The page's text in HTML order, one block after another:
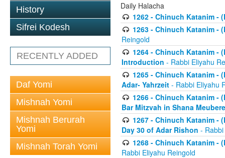
History
Sifrei Kodesh
RECENTLY ADDED
Daf Yomi
Mishnah Yomi
Mishnah Berurah
Yomi
Mishnah Torah Yomi
Daily Halacha
1262 - Chinuch Katanim -
1263 - Chinuch Katanim -
Reingold
1264 - Chinuch Katanim -
Introduction - Rabbi Eliyahu
1265 - Chinuch Katanim -
Adar- Yahrzeit - Rabbi Eliyahu
1266 - Chinuch Katanim -
Bar Mitzvah in Shana
1267 - Chinuch Katanim -
Day 30 of Adar Rishon -
1268 - Chinuch Katanim -
Rabbi Eliyahu Reingold